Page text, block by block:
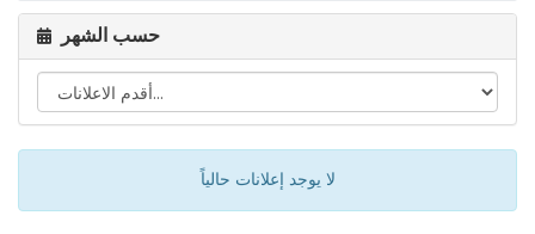
حسب الشهر
لا يوجد إعلانات حالياً